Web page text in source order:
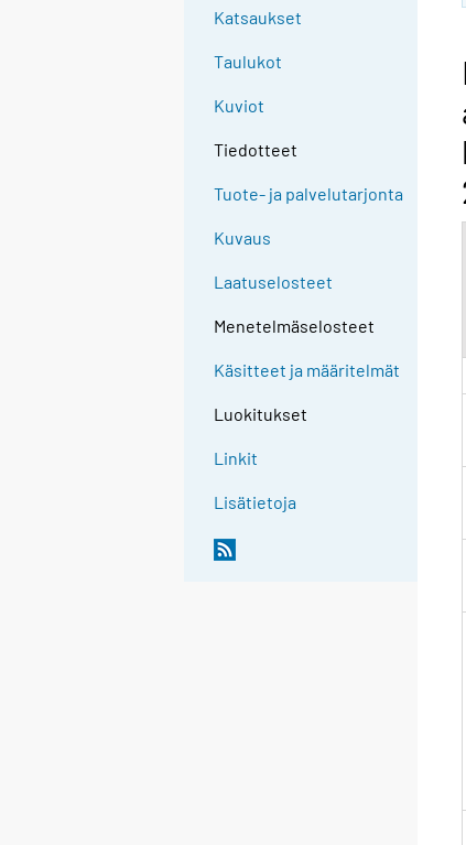
Katsaukset
Taulukot
Kuviot
Tiedotteet
Tuote- ja palvelutarjonta
Kuvaus
Laatuselosteet
Menetelmäselosteet
Käsitteet ja määritelmät
Luokitukset
Linkit
Lisätietoja